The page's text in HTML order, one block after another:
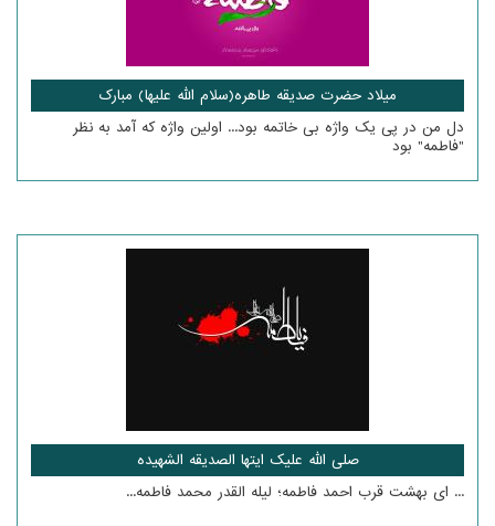
میلاد حضرت صدیقه طاهره(سلام الله علیها) مبارک
دل من در پی یک واژه بی خاتمه بود... اولین واژه که آمد به نظر
"فاطمه" بود
صلی الله علیک ایتها الصدیقه الشهیده
... ای بهشت قرب احمد فاطمه؛ لیله القدر محمد فاطمه...